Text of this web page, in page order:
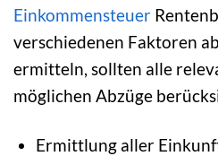
Einkommensteuer
verschiedenen Faktoren
ermitteln, sollten alle
möglichen Abzüge
Ermittlung aller